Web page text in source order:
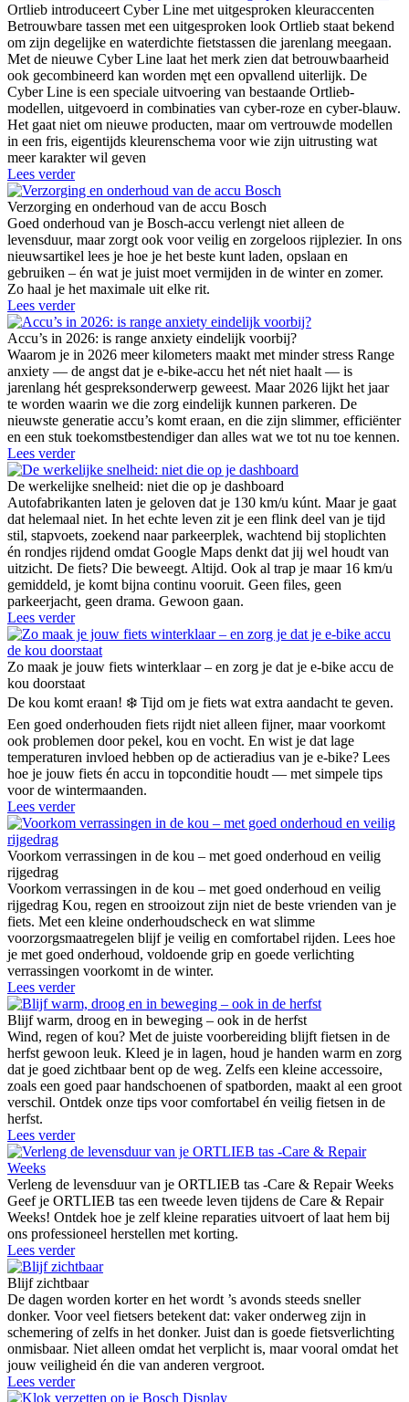
Ortlieb introduceert Cyber Line met uitgesproken kleuraccenten
Betrouwbare tassen met een uitgesproken look Ortlieb staat bekend
om zijn degelijke en waterdichte fietstassen die jarenlang meegaan.
Met de nieuwe Cyber Line laat het merk zien dat betrouwbaarheid
ook gecombineerd kan worden męt een opvallend uiterlijk. De
Cyber Line is een speciale uitvoering van bestaande Ortlieb-
modellen, uitgevoerd in combinaties van cyber-roze en cyber-blauw.
Het gaat niet om nieuwe producten, maar om vertrouwde modellen
in een fris, eigentijds kleurenschema voor wie zijn uitrusting wat
meer karakter wil geven
Lees verder
Verzorging en onderhoud van de accu Bosch
Goed onderhoud van je Bosch-accu verlengt niet alleen de
levensduur, maar zorgt ook voor veilig en zorgeloos rijplezier. In ons
nieuwsartikel lees je hoe je het beste kunt laden, opslaan en
gebruiken – én wat je juist moet vermijden in de winter en zomer.
Zo haal je het maximale uit elke rit.
Lees verder
Accu’s in 2026: is range anxiety eindelijk voorbij?
Waarom je in 2026 meer kilometers maakt met minder stress Range
anxiety — de angst dat je e-bike-accu het nét niet haalt — is
jarenlang hét gespreksonderwerp geweest. Maar 2026 lijkt het jaar
te worden waarin we die zorg eindelijk kunnen parkeren. De
nieuwste generatie accu’s komt eraan, en die zijn slimmer, efficiënter
en een stuk toekomstbestendiger dan alles wat we tot nu toe kennen.
Lees verder
De werkelijke snelheid: niet die op je dashboard
Autofabrikanten laten je geloven dat je 130 km/u kúnt. Maar je gaat
dat helemaal niet. In het echte leven zit je een flink deel van je tijd
stil, stapvoets, zoekend naar parkeerplek, wachtend bij stoplichten
én rondjes rijdend omdat Google Maps denkt dat jij wel houdt van
uitzicht. De fiets? Die beweegt. Altijd. Ook al trap je maar 16 km/u
gemiddeld, je komt bijna continu vooruit. Geen files, geen
parkeerjacht, geen drama. Gewoon gaan.
Lees verder
Zo maak je jouw fiets winterklaar – en zorg je dat je e-bike accu de
kou doorstaat
De kou komt eraan! ❄️ Tijd om je fiets wat extra aandacht te geven.
Een goed onderhouden fiets rijdt niet alleen fijner, maar voorkomt
ook problemen door pekel, kou en vocht. En wist je dat lage
temperaturen invloed hebben op de actieradius van je e-bike? Lees
hoe je jouw fiets én accu in topconditie houdt — met simpele tips
voor de wintermaanden.
Lees verder
Voorkom verrassingen in de kou – met goed onderhoud en veilig
rijgedrag
Voorkom verrassingen in de kou – met goed onderhoud en veilig
rijgedrag Kou, regen en strooizout zijn niet de beste vrienden van je
fiets. Met een kleine onderhoudscheck en wat slimme
voorzorgsmaatregelen blijf je veilig en comfortabel rijden. Lees hoe
je met goed onderhoud, voldoende grip en goede verlichting
verrassingen voorkomt in de winter.
Lees verder
Blijf warm, droog en in beweging – ook in de herfst
Wind, regen of kou? Met de juiste voorbereiding blijft fietsen in de
herfst gewoon leuk. Kleed je in lagen, houd je handen warm en zorg
dat je goed zichtbaar bent op de weg. Zelfs een kleine accessoire,
zoals een goed paar handschoenen of spatborden, maakt al een groot
verschil. Ontdek onze tips voor comfortabel én veilig fietsen in de
herfst.
Lees verder
Verleng de levensduur van je ORTLIEB tas -Care & Repair Weeks
Geef je ORTLIEB tas een tweede leven tijdens de Care & Repair
Weeks! Ontdek hoe je zelf kleine reparaties uitvoert of laat hem bij
ons professioneel herstellen met korting.
Lees verder
Blijf zichtbaar
De dagen worden korter en het wordt ’s avonds steeds sneller
donker. Voor veel fietsers betekent dat: vaker onderweg zijn in
schemering of zelfs in het donker. Juist dan is goede fietsverlichting
onmisbaar. Niet alleen omdat het verplicht is, maar vooral omdat het
jouw veiligheid én die van anderen vergroot.
Lees verder